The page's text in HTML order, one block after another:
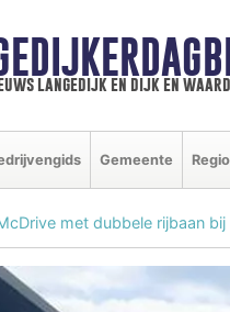
langedijk en dijk en waard
Gemeente
met dubbele rijbaan